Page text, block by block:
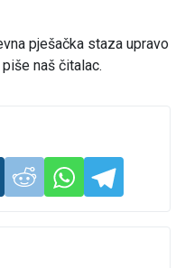
pješačka staza upravo
naš čitalac.